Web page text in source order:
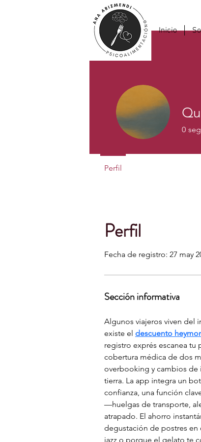
Inicio
Perfil
Fecha de registro: 27 may
Sección informativa
Algunos viajeros viven del
existe el descuento
registro exprés escanea
cobertura médica de dos
overbooking y cambios de
tierra. La app integra un
confianza, una función
—huelgas de transporte,
atrapado. El ahorro
degustación de postres en
jazz o porque el gelato te
0
Perfil